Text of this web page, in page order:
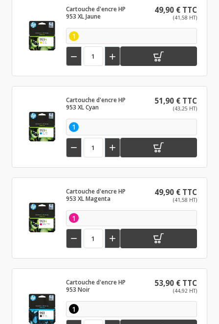
Cartouche d'encre HP
953 XL Jaune
49,90 € TTC
(41,58 HT)
1
 
Cartouche d'encre HP
953 XL Cyan
51,90 € TTC
(43,25 HT)
1
 
Cartouche d'encre HP
953 XL Magenta
49,90 € TTC
(41,58 HT)
1
 
Cartouche d'encre HP
953 Noir
53,90 € TTC
(44,92 HT)
1